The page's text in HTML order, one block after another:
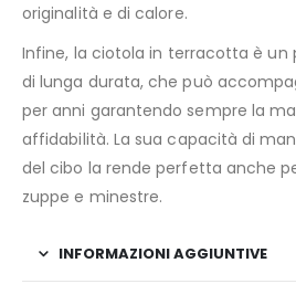
originalità e di calore.
Infine, la ciotola in terracotta è un
di lunga durata, che può
per anni garantendo sempre la
affidabilità. La sua capacità di
del cibo la rende perfetta anche
zuppe e minestre.
INFORMAZIONI AGGIUNTIVE